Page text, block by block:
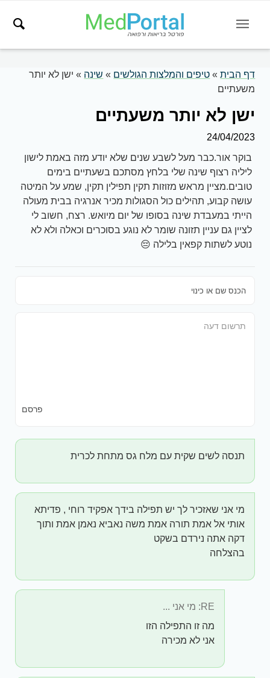
דף הבית» טיפים והמלצות הגולשים » שינה » ישן לא יותר
משעתיים
ישן לא יותר משעתיים
24/04/2023
בוקר אור.כבר מעל לשבע שנים שלא יודע מזה באמת לישון
ליליה רצוף שינה שלי בלחץ מסתכם בשעתיים בימים
טובים.מציין מראש מזוזות תקין תפילין תקין, שמע על המיטה
עושה קבוע, תהילים כול הסגולות מכיר אנרגיה בבית מעולה
הייתי במעבדת שינה בסופו של יום מיואש. רצח, חשוב לי
לציין גם עניין תזונה שומר לא נוגע בסוכרים וכאלה ולא לא
נוטע לשתות קפאין בלילה 😔
פרסם
תנסה לשים שקית עם מלח גס מתחת לכרית
מי אני שאזכיר לך יש תפילה בידך אפקיד רוחי , פדיתא
אותי אל אמת תורה אמת משה נאביא נאמן אמת ותוך
דקה אתה נירדם בשקט
בהצלחה
RE: מי אני ...
מה זו התפילה הזו
אני לא מכירה